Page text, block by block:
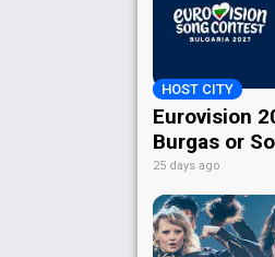
HOST CITY
Eurovision
Burgas or
25 days ago